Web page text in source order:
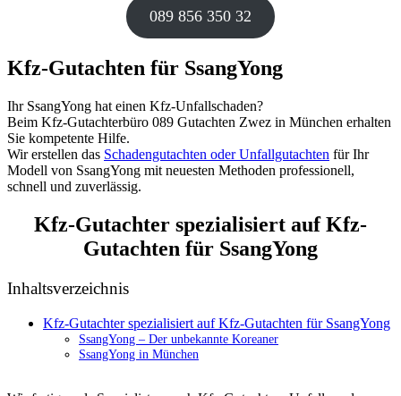
089 856 350 32
Kfz-Gutachten für SsangYong
Ihr SsangYong hat einen Kfz-Unfallschaden?
Beim Kfz-Gutachterbüro 089 Gutachten Zwez in München erhalten
Sie kompetente Hilfe.
Wir erstellen das Schadengutachten oder Unfallgutachten für Ihr
Modell von SsangYong mit neuesten Methoden professionell,
schnell und zuverlässig.
Kfz-Gutachter spezialisiert auf Kfz-
Gutachten für SsangYong
Inhaltsverzeichnis
Kfz-Gutachter spezialisiert auf Kfz-Gutachten für SsangYong
SsangYong – Der unbekannte Koreaner
SsangYong in München